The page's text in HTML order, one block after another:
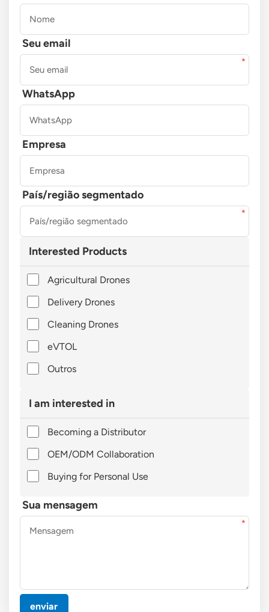
Seu email
WhatsApp
Empresa
País/região segmentado
Interested Products
Agricultural Drones
Delivery Drones
Cleaning Drones
eVTOL
Outros
I am interested in
Becoming a Distributor
OEM/ODM Collaboration
Buying for Personal Use
Sua mensagem
enviar